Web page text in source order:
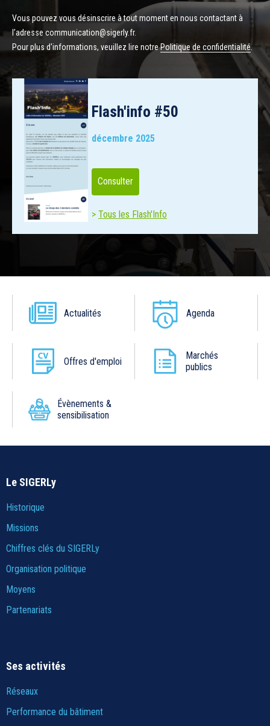
Vous pouvez vous désinscrire à tout moment en nous contactant à
l’adresse communication@sigerly.fr.
Pour plus d'informations, veuillez lire notrePolitique de confidentialité.
Flash'info #50
décembre 2025
Consulter
Tous les Flash'Info
Actualités Agenda
Offres d'emploi
Marchés
publics
Évènements &
sensibilisation
Le SIGERLy
Historique
Missions
Chiffres clés du SIGERLy
Organisation politique
Moyens
Partenariats
Ses activités
Réseaux
Performance du bâtiment